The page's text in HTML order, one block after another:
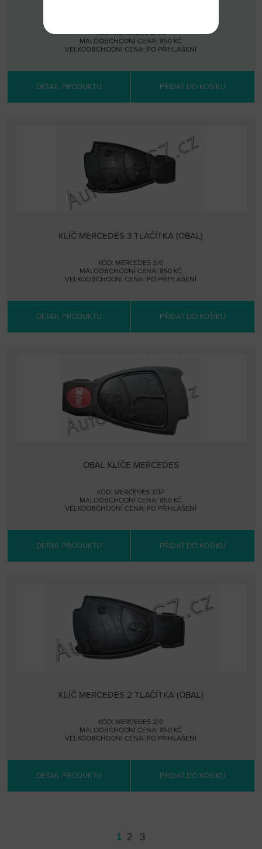
KÓD: MERCEDES B/9C
MALOOBCHODNÍ CENA: 850 KČ
VELKOOBCHODNÍ CENA: PO PŘIHLÁŠENÍ
DETAIL PRODUKTU PŘIDAT DO KOŠÍKU
KLÍČ MERCEDES 3 TLAČÍTKA (OBAL)
KÓD: MERCEDES 3/0
MALOOBCHODNÍ CENA: 850 KČ
VELKOOBCHODNÍ CENA: PO PŘIHLÁŠENÍ
DETAIL PRODUKTU PŘIDAT DO KOŠÍKU
OBAL KLÍČE MERCEDES
KÓD: MERCEDES 3/1P
MALOOBCHODNÍ CENA: 850 KČ
VELKOOBCHODNÍ CENA: PO PŘIHLÁŠENÍ
DETAIL PRODUKTU PŘIDAT DO KOŠÍKU
KLÍČ MERCEDES 2 TLAČÍTKA (OBAL)
KÓD: MERCEDES 2/0
MALOOBCHODNÍ CENA: 850 KČ
VELKOOBCHODNÍ CENA: PO PŘIHLÁŠENÍ
DETAIL PRODUKTU PŘIDAT DO KOŠÍKU
1 2 3